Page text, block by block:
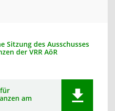
des Ausschusses
der VRR AöR
am